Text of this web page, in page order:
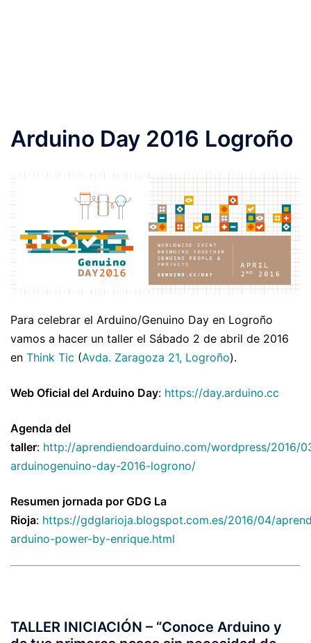
Arduino Day 2016 Logroño
Para celebrar el Arduino/Genuino Day en Logroño
vamos a hacer un taller el Sábado 2 de abril de 2016
en Think Tic (Avda. Zaragoza 21, Logroño).
Web Oficial del Arduino Day: https://day.arduino.cc
Agenda del
taller: http://aprendiendoarduino.com/wordpress/2016/
arduinogenuino-day-2016-logrono/
Resumen jornada por GDG La
Rioja: https://gdglarioja.blogspot.com.es/2016/04/
arduino-power-by-enrique.html
TALLER INICIACIÓN – “Conoce Arduino y